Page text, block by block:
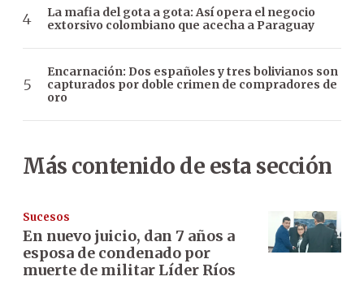
La mafia del gota a gota: Así opera el negocio
extorsivo colombiano que acecha a Paraguay
Encarnación: Dos españoles y tres bolivianos son
capturados por doble crimen de compradores de
oro
Más contenido de esta sección
Sucesos
En nuevo juicio, dan 7 años a
esposa de condenado por
muerte de militar Líder Ríos